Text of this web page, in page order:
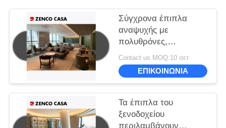
Σύγχρονα έπιπλα
αναψυχής με
πολυθρόνες,
καναπέδες και
τραπέζια καφέ
Contact us MOQ:10 σετ
ΕΠΙΚΟΙΝΩΝΙΑ
Τα έπιπλα του
ξενοδοχείου
περιλαμβάνουν